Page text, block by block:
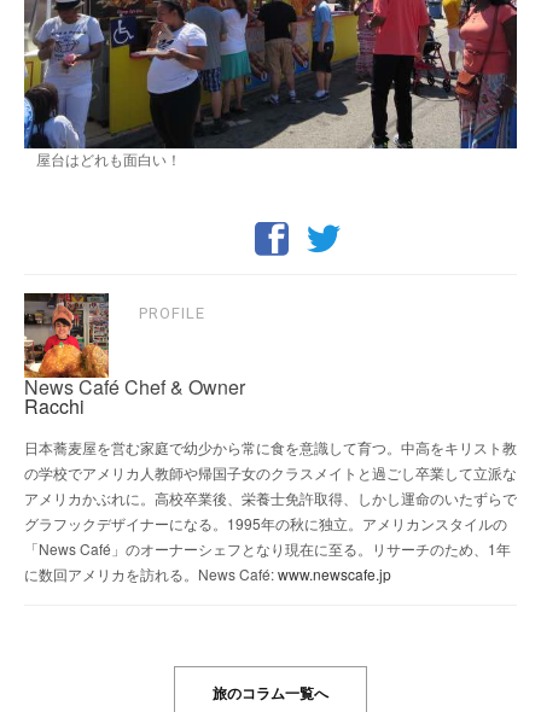
屋台はどれも面白い！
PROFILE
News Café Chef & Owner
Racchi
日本蕎麦屋を営む家庭で幼少から常に食を意識して育つ。中高をキリスト教
の学校でアメリカ人教師や帰国子女のクラスメイトと過ごし卒業して立派な
アメリカかぶれに。高校卒業後、栄養士免許取得、しかし運命のいたずらで
グラフックデザイナーになる。1995年の秋に独立。アメリカンスタイルの
「News Café」のオーナーシェフとなり現在に至る。リサーチのため、1年
に数回アメリカを訪れる。News Café:www.newscafe.jp
旅のコラム一覧へ